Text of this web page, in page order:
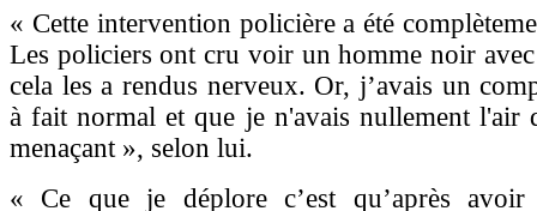
« Cette intervention policière a été
Les policiers ont cru voir un homme noir
cela les a rendus nerveux. Or, j’avais un
à fait normal et que je n'avais nullement l'air
menaçant », selon lui.
« Ce que je déplore c’est qu’après avoir